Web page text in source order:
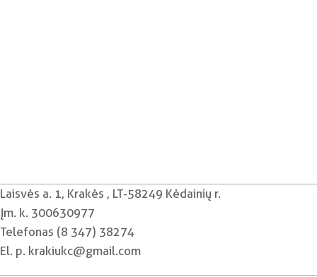
Laisvės a. 1, Krakės , LT-58249 Kėdainių r.
Įm. k. 300630977
Telefonas (8 347) 38274
El. p. krakiukc@gmail.com